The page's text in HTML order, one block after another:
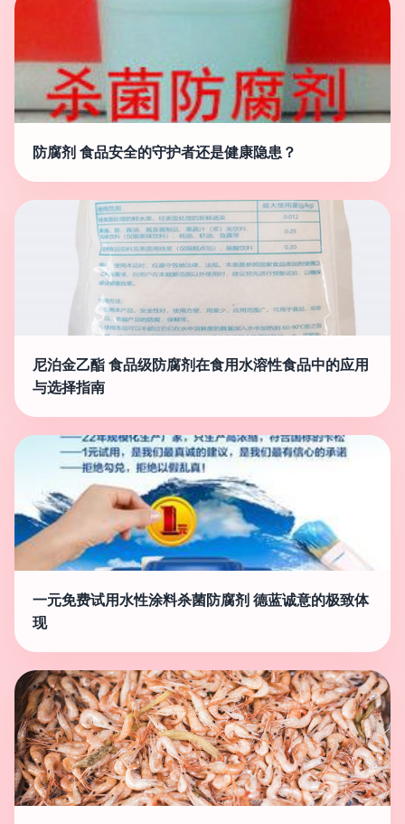
防腐剂 食品安全的守护者还是健康隐患？
尼泊金乙酯 食品级防腐剂在食用水溶性食品中的应用
与选择指南
一元免费试用水性涂料杀菌防腐剂 德蓝诚意的极致体
现